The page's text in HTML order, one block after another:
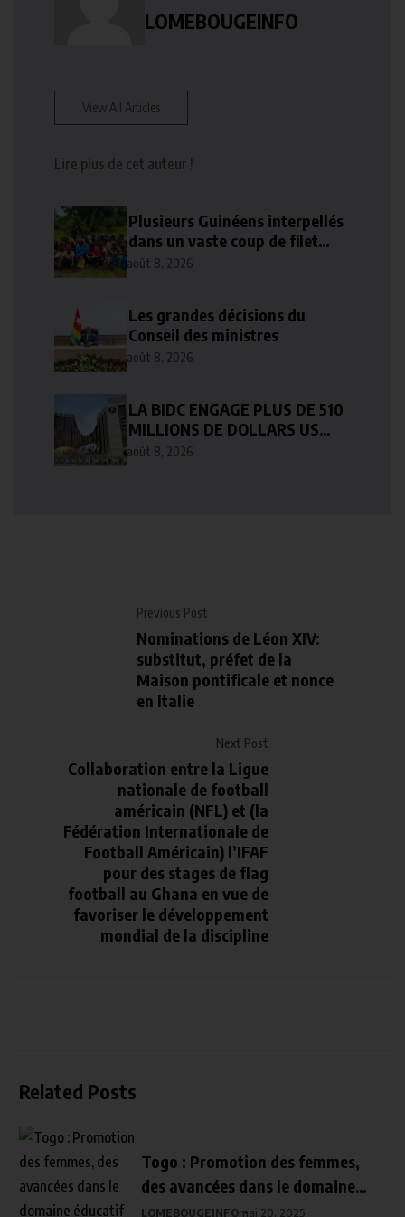
LOMEBOUGEINFO
View All Articles
Lire plus de cet auteur !
Plusieurs Guinéens interpellés
dans un vaste coup de filet
contre l’orpaillage clandestin
août 8, 2026
Les grandes décisions du
Conseil des ministres
août 8, 2026
LA BIDC ENGAGE PLUS DE 510
MILLIONS DE DOLLARS US
POURACCÉLÉRER LE
août 8, 2026
Previous Post
Nominations de Léon XIV:
substitut, préfet de la
Maison pontificale et nonce
en Italie
Next Post
Collaboration entre la Ligue
nationale de football
américain (NFL) et (la
Fédération Internationale de
Football Américain) l’IFAF
pour des stages de flag
football au Ghana en vue de
favoriser le développement
mondial de la discipline
Related Posts
Togo : Promotion des femmes,
des avancées dans le domaine
éducatif
LOMEBOUGEINFOmai 20, 2025